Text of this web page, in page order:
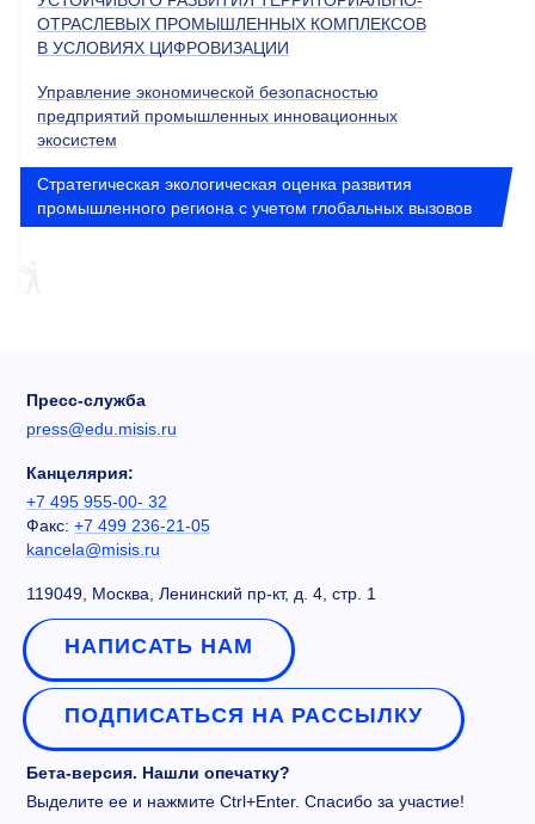
ОТРАСЛЕВЫХ ПРОМЫШЛЕННЫХ КОМПЛЕКСОВ
В УСЛОВИЯХ ЦИФРОВИЗАЦИИ
Управление экономической безопасностью
предприятий промышленных инновационных
экосистем
Стратегическая экологическая оценка развития
промышленного региона с учетом глобальных вызовов
Пресс-служба
press@edu.misis.ru
Канцелярия:
+7 495 955-00- 32
Факс: +7 499 236-21-05
kancela@misis.ru
119049, Москва, Ленинский пр-кт, д. 4, стр. 1
НАПИСАТЬ НАМ
ПОДПИСАТЬСЯ НА РАССЫЛКУ
Бета-версия. Нашли опечатку?
Выделите ее и нажмите Ctrl+Enter. Спасибо за участие!